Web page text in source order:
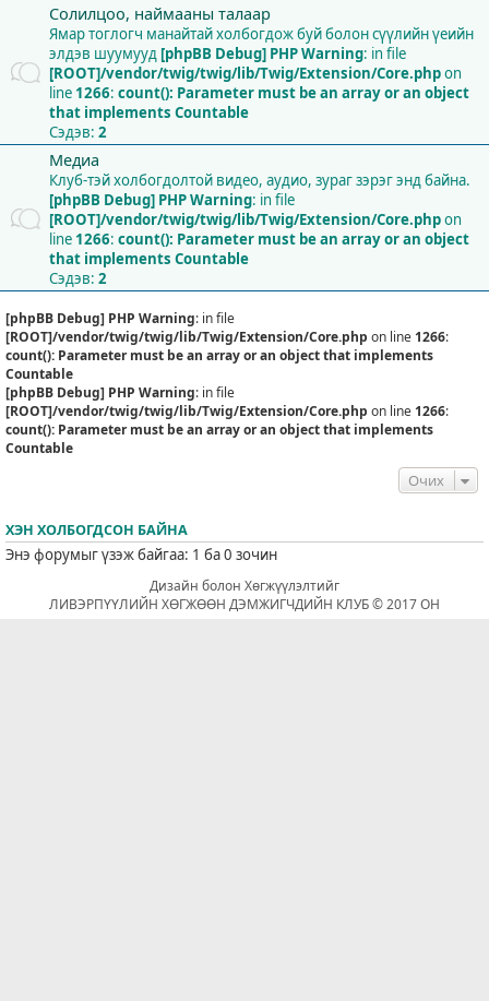
Солилцоо, наймааны талаар
Ямар тоглогч манайтай холбогдож буй болон сүүлийн үеийн
элдэв шуумууд [phpBB Debug] PHP Warning: in file
[ROOT]/vendor/twig/twig/lib/Twig/Extension/Core.phpon
line 1266: count(): Parameter must be an array or an object
that implements Countable
Сэдэв: 2
Медиа
Клуб-тэй холбогдолтой видео, аудио, зураг зэрэг энд байна.
[phpBB Debug] PHP Warning: in file
[ROOT]/vendor/twig/twig/lib/Twig/Extension/Core.phpon
line 1266: count(): Parameter must be an array or an object
that implements Countable
Сэдэв: 2
[phpBB Debug] PHP Warning: in file
[ROOT]/vendor/twig/twig/lib/Twig/Extension/Core.php on line 1266:
count(): Parameter must be an array or an object that implements
Countable
[phpBB Debug] PHP Warning: in file
[ROOT]/vendor/twig/twig/lib/Twig/Extension/Core.php on line 1266:
count(): Parameter must be an array or an object that implements
Countable
Очих
ХЭН ХОЛБОГДСОН БАЙНА
Энэ форумыг үзэж байгаа: 1 ба 0 зочин
Дизайн болон Хөгжүүлэлтийг
ЛИВЭРПҮҮЛИЙН ХӨГЖӨӨН ДЭМЖИГЧДИЙН КЛУБ © 2017 ОН